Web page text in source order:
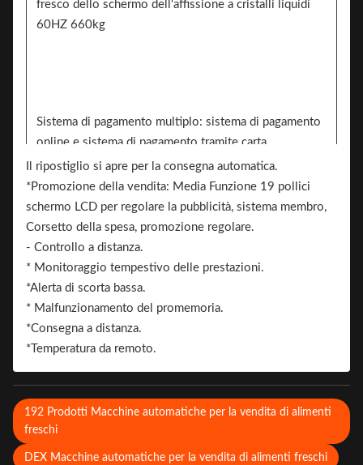
Sistema di pagamento multiplo: sistema di pagamento
online e sistema di pagamento tramite carta,
pagamento NFC.
Software per la personalizzazione del sistema.
Mensola flessibile: spaziatura, altezza, quantità.
Il linguaggio.
Colore: Bianco, Bianco Nero (OEM), può essere
personalizzato, bianco / nero / adesivo a modello.
2 lati possono aggiungere l'adesivo per il branding
Brand.
Il ripostiglio si apre per la consegna automatica.
*Promozione della vendita: Media Funzione 19 pollici
schermo LCD per regolare la pubblicità, sistema membro,
Corsetto della spesa, promozione regolare.
- Controllo a distanza.
* Monitoraggio tempestivo delle prestazioni.
*Alerta di scorta bassa.
* Malfunzionamento del promemoria.
*Consegna a distanza.
*Temperatura da remoto.
192 Prodotti Macchine automatiche per la vendita di alimenti
freschi
DEX Macchine automatiche per la vendita di alimenti freschi